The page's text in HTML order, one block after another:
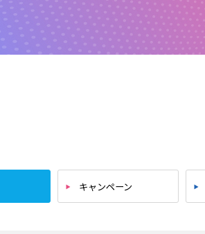
キャンペーン